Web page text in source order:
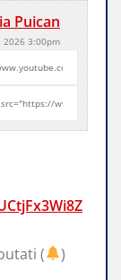
Puican
2026 3:00pm
(
)